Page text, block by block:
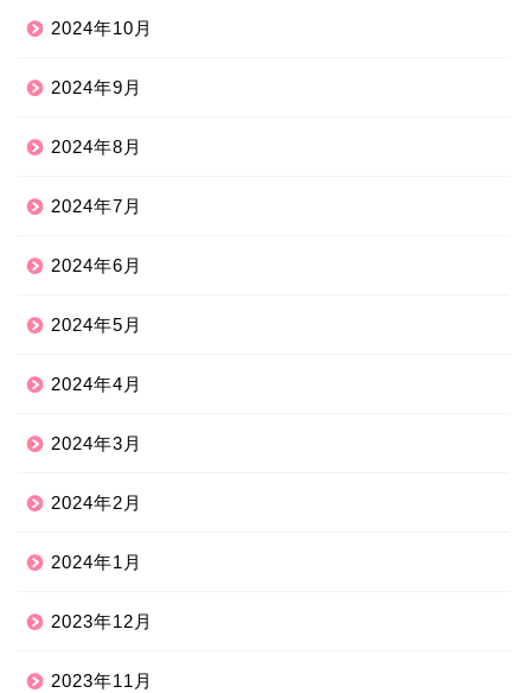
2024年10月
2024年9月
2024年8月
2024年7月
2024年6月
2024年5月
2024年4月
2024年3月
2024年2月
2024年1月
2023年12月
2023年11月